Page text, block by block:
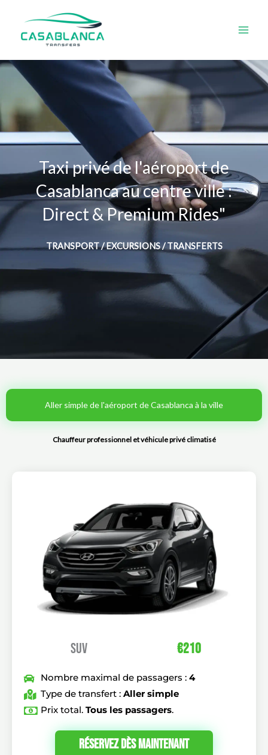
contenu
Taxi privé de l'aéroport de
Casablanca au centre ville :
Direct & Premium Rides"
TRANSPORT / EXCURSIONS / TRANSFERTS
Aller simple de l'aéroport de Casablanca à la ville
Chauffeur professionnel et véhicule privé climatisé
SUV €210
Nombre maximal de passagers : 4
Type de transfert : Aller simple
Prix total. Tous les passagers.
Réservez Dès Maintenant